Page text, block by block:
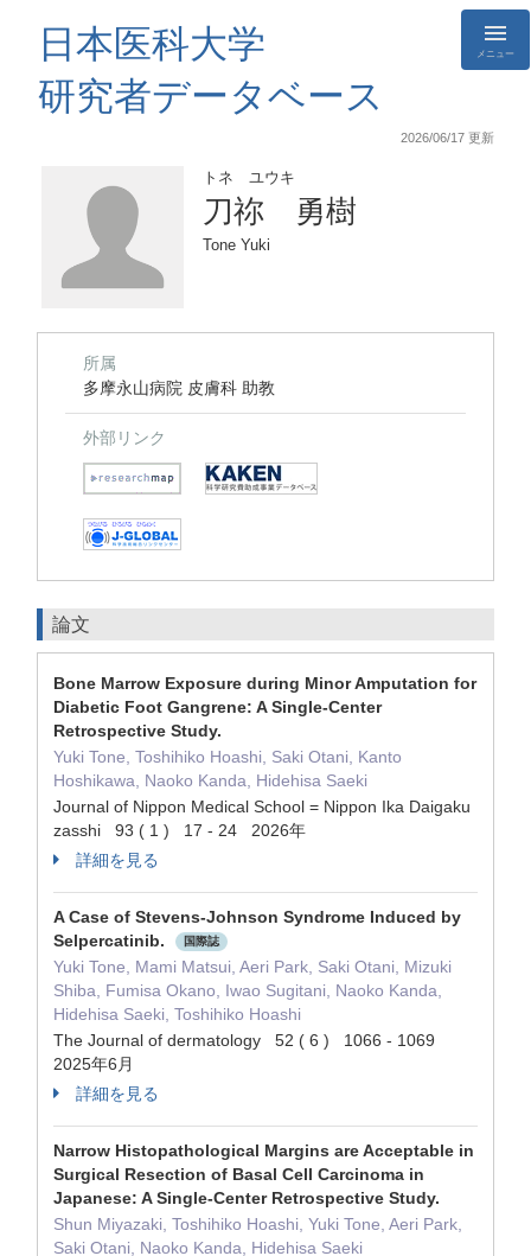
日本医科大学
研究者データベース
メニュー
2026/06/17 更新
トネ ユウキ
刀祢 勇樹
Tone Yuki
所属
多摩永山病院 皮膚科 助教
外部リンク
論文
Bone Marrow Exposure during Minor Amputation for
Diabetic Foot Gangrene: A Single-Center
Retrospective Study.
Yuki Tone, Toshihiko Hoashi, Saki Otani, Kanto
Hoshikawa, Naoko Kanda, Hidehisa Saeki
Journal of Nippon Medical School = Nippon Ika Daigaku
zasshi 93 ( 1 ) 17 - 24 2026年
詳細を見る
A Case of Stevens-Johnson Syndrome Induced by
Selpercatinib.
国際誌
Yuki Tone, Mami Matsui, Aeri Park, Saki Otani, Mizuki
Shiba, Fumisa Okano, Iwao Sugitani, Naoko Kanda,
Hidehisa Saeki, Toshihiko Hoashi
The Journal of dermatology 52 ( 6 ) 1066 - 1069
2025年6月
詳細を見る
Narrow Histopathological Margins are Acceptable in
Surgical Resection of Basal Cell Carcinoma in
Japanese: A Single-Center Retrospective Study.
Shun Miyazaki, Toshihiko Hoashi, Yuki Tone, Aeri Park,
Saki Otani, Naoko Kanda, Hidehisa Saeki